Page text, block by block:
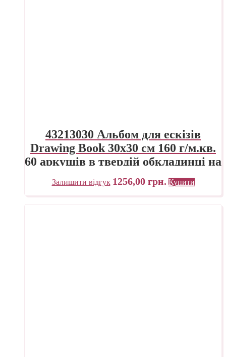
43213030 Альбом для ескізів
Drawing Book 30х30 см 160 г/м.кв.
60 аркушів в твердій обкладинці на
спіралі по короткій стороні
Fabriano Італія
Залишити відгук 1256,00 грн. Купити